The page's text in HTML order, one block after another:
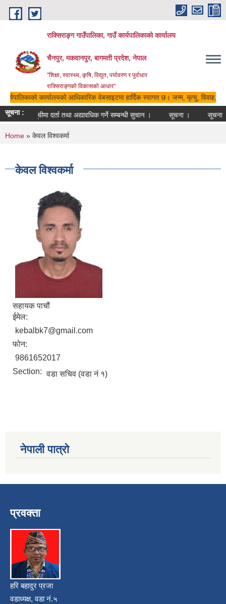
Skip to main content
राक्सिराङ्ग गाउँपालिका, गाउँ कार्यपालिकाको कार्यालय
चैनपुर, मकवानपुर, बागमती प्रदेश, नेपाल
"शिक्षा, स्वास्थ्य, कृषि, विद्युत, पर्यावरण र पुर्वाधार
राक्सिराङ्गको विकासको आधार"
कार्यपालिकाको कार्यालयको आधिकारिक वेबसाइटमा हार्दिक स्वागत छ। जन्म, मृत्यु,
सूचना :
मौजुदा सूचीमा दर्ता तथा अद्यावधिक गर्ने सम्बन्धी सुचान । सूचना । सूचना
You are here
Home » केवल विश्वकर्मा
केवल विश्वकर्मा
सहायक पाचौं
ईमेल:
kebalbk7@gmail.com
फोन:
9861652017
Section: वडा सचिव (वडा नं १)
नेपाली पात्रो
प्रवक्ता
हरि बहादुर प्रजा
वडाध्यक्ष, वडा नं.५